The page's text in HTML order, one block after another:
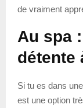
de vraiment
Au spa
détente
Si tu es dans
est une option